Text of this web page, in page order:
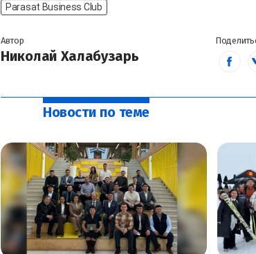
Parasat Business Club
Автор
Николай Халабузарь
Новости по теме